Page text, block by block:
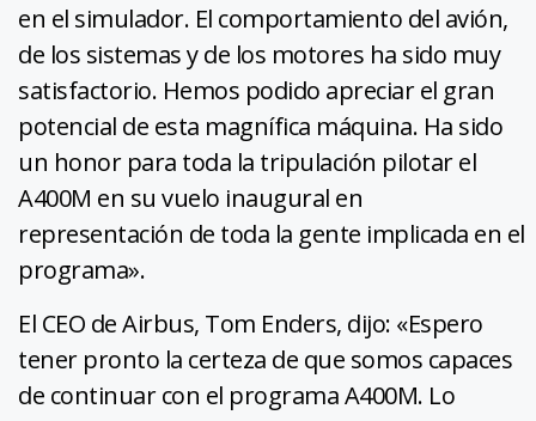
en el simulador. El comportamiento del avión,
de los sistemas y de los motores ha sido muy
satisfactorio. Hemos podido apreciar el gran
potencial de esta magnífica máquina. Ha sido
un honor para toda la tripulación pilotar el
A400M en su vuelo inaugural en
representación de toda la gente implicada en el
programa».
El CEO de Airbus, Tom Enders, dijo: «Espero
tener pronto la certeza de que somos capaces
de continuar con el programa A400M. Lo